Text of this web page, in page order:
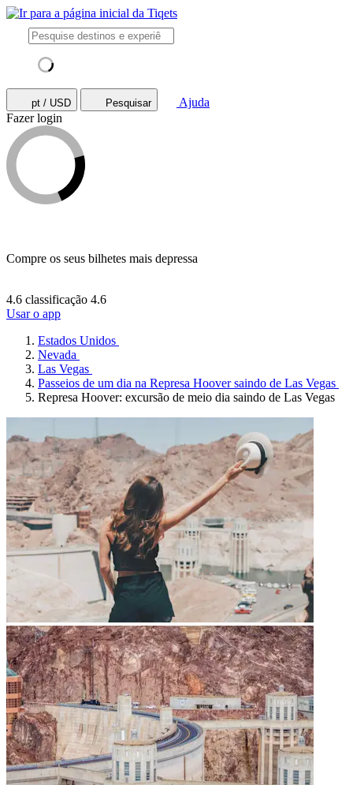
pt / USD Pesquisar
Ajuda
Fazer login
Compre os seus bilhetes mais depressa
4.6 classificação 4.6
Usar o app
Estados Unidos
Nevada
Las Vegas
Passeios de um dia na Represa Hoover saindo de Las Vegas
Represa Hoover: excursão de meio dia saindo de Las Vegas